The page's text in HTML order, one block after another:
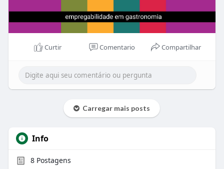
Curtir Comentario Compartilhar
Carregar mais posts
Info
8Postagens